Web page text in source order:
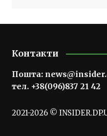
Контакти
Пошта:
тел. +38(096)837 21 42
2021-2026 ©